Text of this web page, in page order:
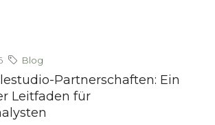
Blog
Partnerschaften: Ein
Leitfaden für